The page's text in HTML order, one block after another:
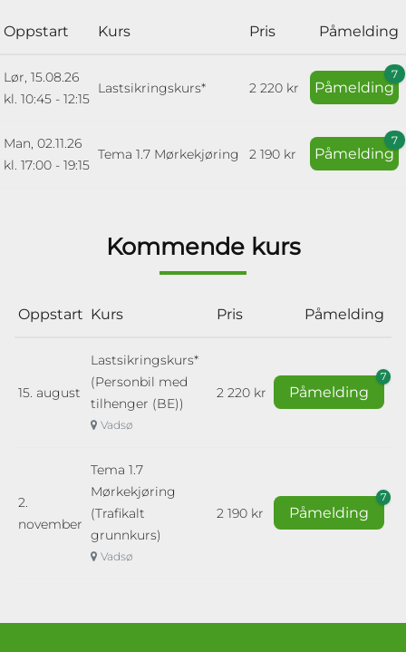
Oppstart Kurs Pris Påmelding
Lør, 15.08.26
kl. 10:45 - 12:15
Lastsikringskurs* 2 220 kr Påmelding
7
Man, 02.11.26
kl. 17:00 - 19:15
Tema 1.7 Mørkekjøring 2 190 kr Påmelding
7
Kommende kurs
Oppstart Kurs Pris Påmelding
15. august
Lastsikringskurs*
(Personbil med
tilhenger (BE))
Vadsø
2 220 kr Påmelding
7
2.
november
Tema 1.7
Mørkekjøring
(Trafikalt
grunnkurs)
Vadsø
2 190 kr Påmelding
7